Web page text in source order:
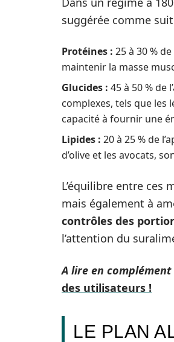
suggérée comme
Protéines : 25 à 30 %
maintenir la masse
Glucides : 45 à 50 % de
complexes, tels que les
capacité à fournir une
Lipides : 20 à 25 % de
d’olive et les avocats,
L’équilibre entre
mais également à
contrôles des
l’attention du
A lire en complément
des utilisateurs !
LE PLAN